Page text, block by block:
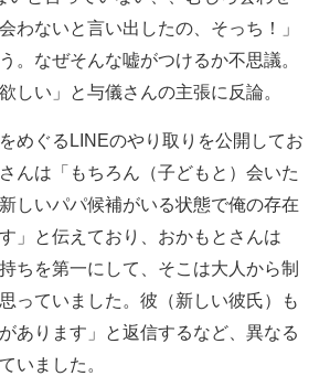
わないと言い出したの、そっち！」
。なぜそんな嘘がつけるか不思議。
しい」と与儀さんの主張に反論。
めぐるLINEのやり取りを公開してお
んは「もちろん（子どもと）会いた
しいパパ候補がいる状態で俺の存在
」と伝えており、おかもとさんは
ちを第一にして、そこは大人から制
っていました。彼（新しい彼氏）も
あります」と返信するなど、異なる
いました。